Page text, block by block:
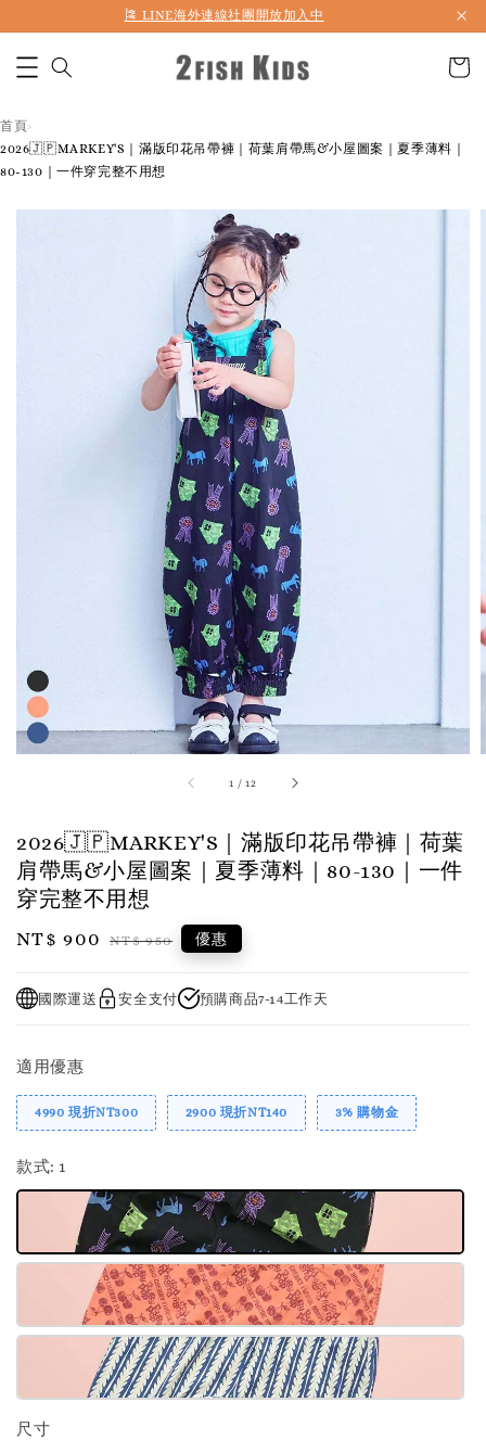
首購折50 ｜ 滿1,500 免運 ｜ 滿2,900 折140 ｜ 3%購物金
首頁›
2026🇯🇵MARKEY'S｜滿版印花吊帶褲｜荷葉肩帶馬&小屋圖案｜夏季薄料｜
80-130｜一件穿完整不用想
1 /12
2026🇯🇵MARKEY'S｜滿版印花吊帶褲｜荷葉
肩帶馬&小屋圖案｜夏季薄料｜80-130｜一件
穿完整不用想
Sale
NT$ 900 Regular
NT$ 950 優惠
國際運送 安全支付 預購商品7-14工作天
適用優惠
4990 現折NT300 2900 現折NT140 3% 購物金
款式: 1
尺寸